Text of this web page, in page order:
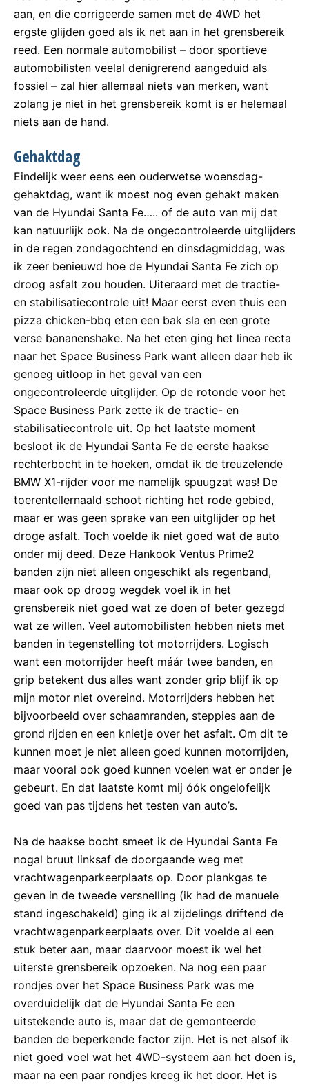
aan, en die corrigeerde samen met de 4WD het
ergste glijden goed als ik net aan in het grensbereik
reed. Een normale automobilist – door sportieve
automobilisten veelal denigrerend aangeduid als
fossiel – zal hier allemaal niets van merken, want
zolang je niet in het grensbereik komt is er helemaal
niets aan de hand.
Gehaktdag
Eindelijk weer eens een ouderwetse woensdag-
gehaktdag, want ik moest nog even gehakt maken
van de Hyundai Santa Fe….. of de auto van mij dat
kan natuurlijk ook. Na de ongecontroleerde uitglijders
in de regen zondagochtend en dinsdagmiddag, was
ik zeer benieuwd hoe de Hyundai Santa Fe zich op
droog asfalt zou houden. Uiteraard met de tractie-
en stabilisatiecontrole uit! Maar eerst even thuis een
pizza chicken-bbq eten een bak sla en een grote
verse bananenshake. Na het eten ging het linea recta
naar het Space Business Park want alleen daar heb ik
genoeg uitloop in het geval van een
ongecontroleerde uitglijder. Op de rotonde voor het
Space Business Park zette ik de tractie- en
stabilisatiecontrole uit. Op het laatste moment
besloot ik de Hyundai Santa Fe de eerste haakse
rechterbocht in te hoeken, omdat ik de treuzelende
BMW X1-rijder voor me namelijk spuugzat was! De
toerentellernaald schoot richting het rode gebied,
maar er was geen sprake van een uitglijder op het
droge asfalt. Toch voelde ik niet goed wat de auto
onder mij deed. Deze Hankook Ventus Prime2
banden zijn niet alleen ongeschikt als regenband,
maar ook op droog wegdek voel ik in het
grensbereik niet goed wat ze doen of beter gezegd
wat ze willen. Veel automobilisten hebben niets met
banden in tegenstelling tot motorrijders. Logisch
want een motorrijder heeft máár twee banden, en
grip betekent dus alles want zonder grip blijf ik op
mijn motor niet overeind. Motorrijders hebben het
bijvoorbeeld over schaamranden, steppies aan de
grond rijden en een knietje over het asfalt. Om dit te
kunnen moet je niet alleen goed kunnen motorrijden,
maar vooral ook goed kunnen voelen wat er onder je
gebeurt. En dat laatste komt mij óók ongelofelijk
goed van pas tijdens het testen van auto’s.
Na de haakse bocht smeet ik de Hyundai Santa Fe
nogal bruut linksaf de doorgaande weg met
vrachtwagenparkeerplaats op. Door plankgas te
geven in de tweede versnelling (ik had de manuele
stand ingeschakeld) ging ik al zijdelings driftend de
vrachtwagenparkeerplaats over. Dit voelde al een
stuk beter aan, maar daarvoor moest ik wel het
uiterste grensbereik opzoeken. Na nog een paar
rondjes over het Space Business Park was me
overduidelijk dat de Hyundai Santa Fe een
uitstekende auto is, maar dat de gemonteerde
banden de beperkende factor zijn. Het is net alsof ik
niet goed voel wat het 4WD-systeem aan het doen is,
maar na een paar rondjes kreeg ik het door. Het is